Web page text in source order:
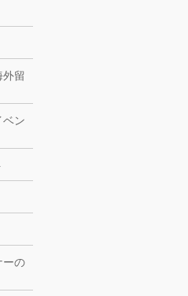
外留
ベン
ーの